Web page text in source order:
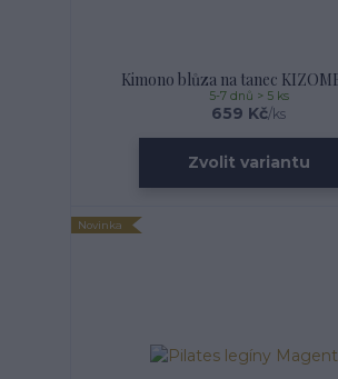
Kimono blůza na tanec
659 Kč/ks
5-7 dnů > 5 ks
Zvolit variantu
Novinka